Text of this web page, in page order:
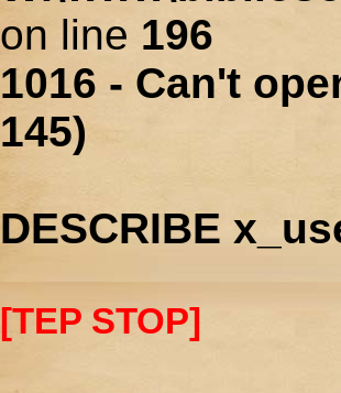
on line 196
1016 - Can't
145)
DESCRIBE
[TEP STOP]